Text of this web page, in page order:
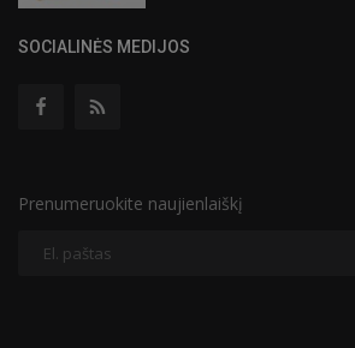
SOCIALINĖS MEDIJOS
Prenumeruokite naujienlaiškį